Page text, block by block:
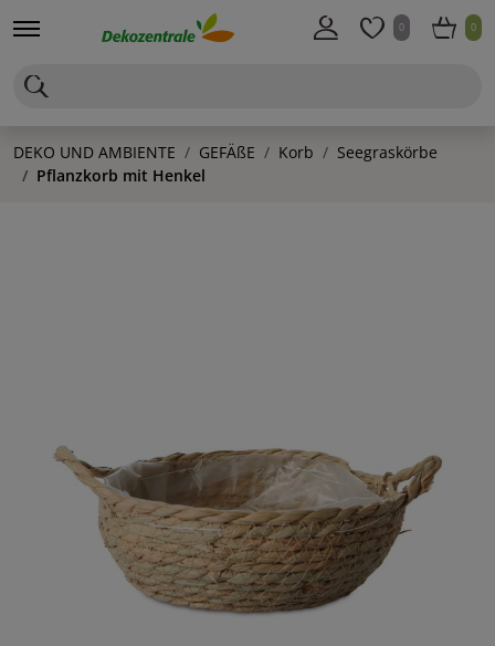
0 0
DEKO UND AMBIENTE GEFÄßE Korb
Seegraskörbe
Pflanzkorb mit Henkel